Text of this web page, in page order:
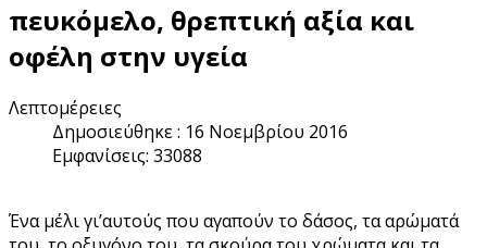
πευκόμελο, θρεπτική αξία και
οφέλη στην υγεία
Λεπτομέρειες
Δημοσιεύθηκε : 16 Νοεμβρίου 2016
Εμφανίσεις: 33088
Ένα μέλι γι’αυτούς που αγαπούν το δάσος, τα αρώματά